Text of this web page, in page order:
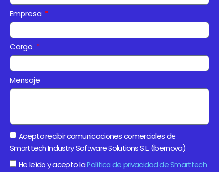
Empresa
Cargo
Mensaje
Acepto recibir comunicaciones comerciales de
Smarttech Industry Software Solutions S.L. (Ibernova)
He leído y acepto laPolítica de privacidad de Smarttech